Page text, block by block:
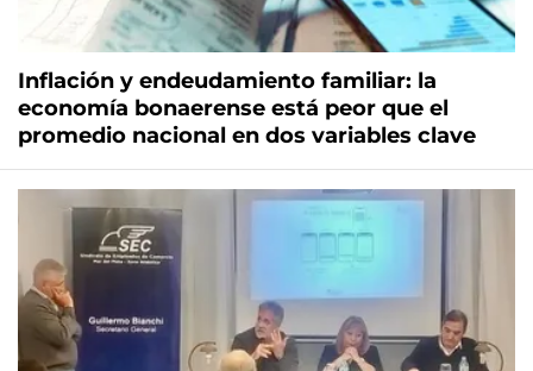
Inflación y endeudamiento familiar: la
economía bonaerense está peor que el
promedio nacional en dos variables clave